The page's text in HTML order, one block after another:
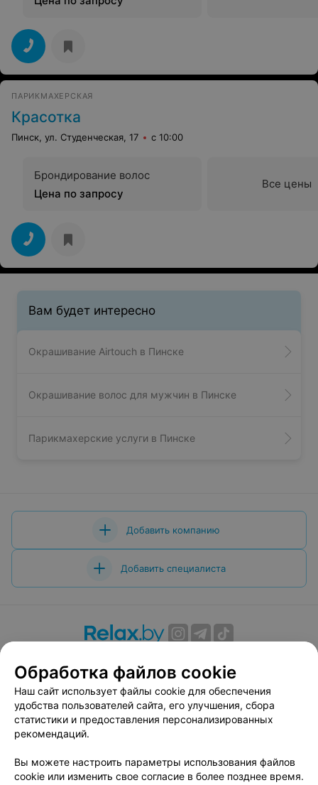
ПАРИКМАХЕРСКАЯ
Красотка
Пинск, ул. Студенческая, 17 с 10:00
Брондирование волос
Цена по запросу
Все цены
Вам будет интересно
Окрашивание Airtouch в Пинске
Окрашивание волос для мужчин в Пинске
Парикмахерские услуги в Пинске
Добавить компанию
Добавить специалиста
Вакансии
Публичный договор
Способы оплаты
Публичный договор по использованию сервиса
«Афиша»
Пользовательское соглашение
Связаться по вопросам сотрудничества
Обработка файлов cookie
Наш сайт использует файлы cookie для обеспечения
удобства пользователей сайта, его улучшения, сбора
статистики и предоставления персонализированных
рекомендаций.
Вы можете настроить параметры использования файлов
cookie или изменить свое согласие в более позднее время.